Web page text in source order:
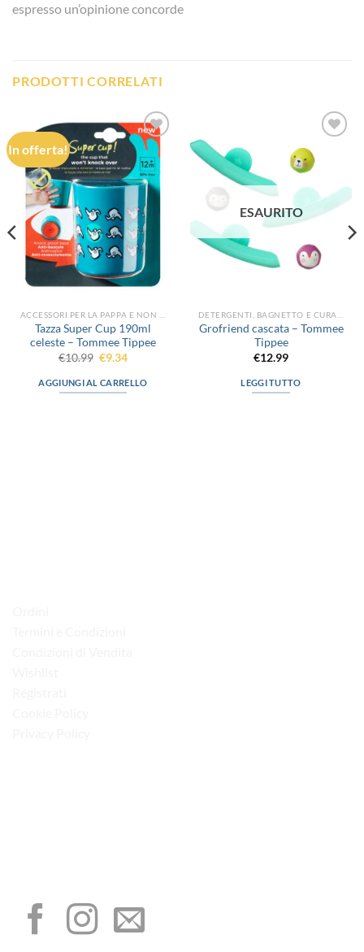
espresso un’opinione concorde
PRODOTTI CORRELATI
In offerta!
Aggiungi
alla lista
dei
desideri
ACCESSORI PER LA PAPPA E NON SOLO
Tazza Super Cup 190ml
celeste – Tommee Tippee
€10.99 Il
originale
era:
€9.34Il
attuale
è:
AGGIUNGI AL CARRELLO
Aggiungi
alla lista
ESAURITO
DETERGENTI, BAGNETTO E CURA DEL CORPO
Grofriend cascata – Tommee
Tippee
€12.99
LEGGI TUTTO